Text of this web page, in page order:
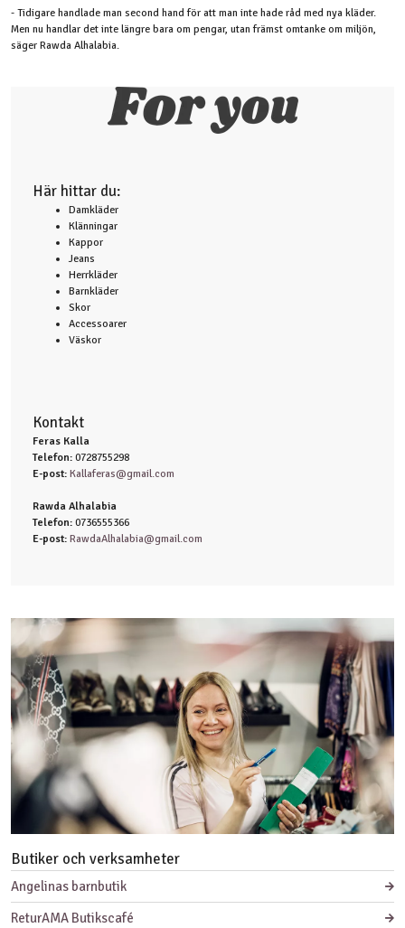
- Tidigare handlade man second hand för att man inte hade råd med nya kläder.
Men nu handlar det inte längre bara om pengar, utan främst omtanke om miljön,
säger Rawda Alhalabia.
Här hittar du:
Damkläder
Klänningar
Kappor
Jeans
Herrkläder
Barnkläder
Skor
Accessoarer
Väskor
Kontakt
Feras Kalla
Telefon: 0728755298
E-post: Kallaferas@gmail.com
Rawda Alhalabia
Telefon: 0736555366
E-post: RawdaAlhalabia@gmail.com
Butiker och verksamheter
Angelinas barnbutik
ReturAMA Butikscafé